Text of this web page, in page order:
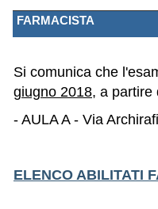
FARMACISTA
Si comunica che
giugno 2018, a partire
- AULA A - Via
ELENCO ABILITATI